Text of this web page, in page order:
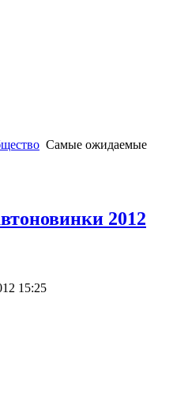
Самые ожидаемые
2012
15:25